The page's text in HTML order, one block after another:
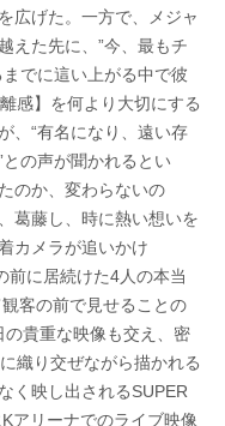
広げた。一方で、メジャ
えた先に、”今、最もチ
でに這い上がる中で彼
感】を何より大切にする
、“有名になり、遠い存
の声が聞かれるとい
のか、変わらないの
葛藤し、時に熱い想いを
カメラが追いかけ
前に居続けた4人の本当
客の前で見せることの
の貴重な映像も交え、密
織り交ぜながら描かれる
く映し出されるSUPER
アリーナでのライブ映像